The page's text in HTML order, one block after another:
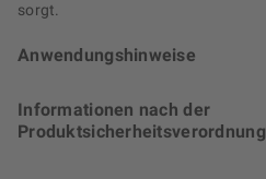
sorgt.
Anwendungshinweise
Informationen nach der
Produktsicherheitsverordnung